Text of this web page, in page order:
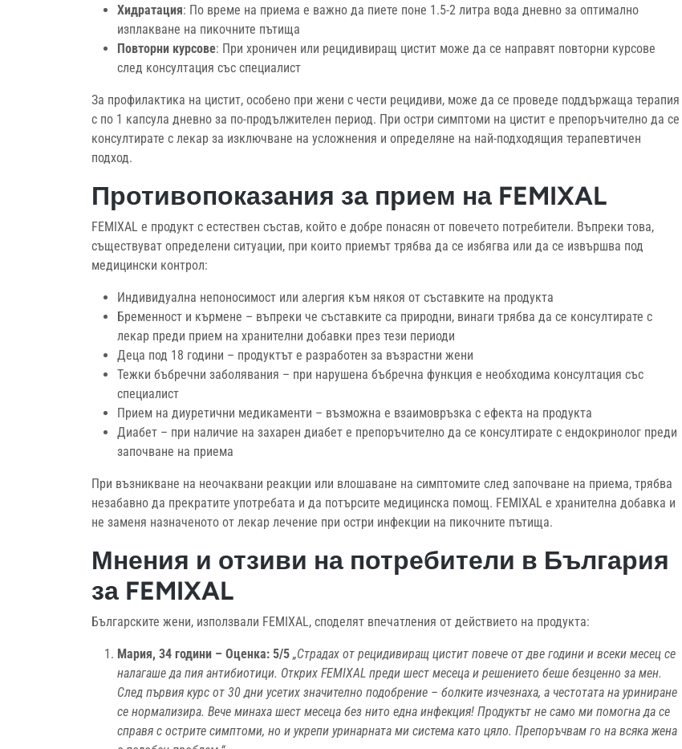
Хидратация: По време на приема е важно да пиете поне 1.5-2 литра вода дневно за оптимално
изплакване на пикочните пътища
Повторни курсове: При хроничен или рецидивиращ цистит може да се направят повторни курсове
след консултация със специалист
За профилактика на цистит, особено при жени с чести рецидиви, може да се проведе поддържаща терапия
с по 1 капсула дневно за по-продължителен период. При остри симптоми на цистит е препоръчително да се
консултирате с лекар за изключване на усложнения и определяне на най-подходящия терапевтичен
подход.
Противопоказания за прием на FEMIXAL
FEMIXAL е продукт с естествен състав, който е добре понасян от повечето потребители. Въпреки това,
съществуват определени ситуации, при които приемът трябва да се избягва или да се извършва под
медицински контрол:
Индивидуална непоносимост или алергия към някоя от съставките на продукта
Бременност и кърмене – въпреки че съставките са природни, винаги трябва да се консултирате с
лекар преди прием на хранителни добавки през тези периоди
Деца под 18 години – продуктът е разработен за възрастни жени
Тежки бъбречни заболявания – при нарушена бъбречна функция е необходима консултация със
специалист
Прием на диуретични медикаменти – възможна е взаимовръзка с ефекта на продукта
Диабет – при наличие на захарен диабет е препоръчително да се консултирате с ендокринолог преди
започване на приема
При възникване на неочаквани реакции или влошаване на симптомите след започване на приема, трябва
незабавно да прекратите употребата и да потърсите медицинска помощ. FEMIXAL е хранителна добавка и
не заменя назначеното от лекар лечение при остри инфекции на пикочните пътища.
Мнения и отзиви на потребители в България
за FEMIXAL
Българските жени, използвали FEMIXAL, споделят впечатления от действието на продукта:
Мария, 34 години – Оценка: 5/5 „Страдах от рецидивиращ цистит повече от две години и всеки месец се
налагаше да пия антибиотици. Открих FEMIXAL преди шест месеца и решението беше безценно за мен.
След първия курс от 30 дни усетих значително подобрение – болките изчезнаха, а честотата на уриниране
се нормализира. Вече минаха шест месеца без нито една инфекция! Продуктът не само ми помогна да се
справя с острите симптоми, но и укрепи уринарната ми система като цяло. Препоръчвам го на всяка жена